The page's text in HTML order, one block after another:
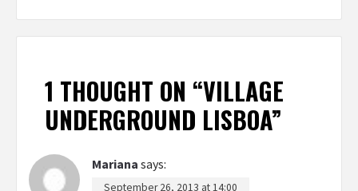
1 THOUGHT ON “VILLAGE
UNDERGROUND LISBOA”
Mariana says:
September 26, 2013 at 14:00